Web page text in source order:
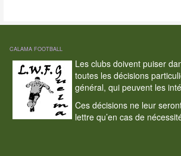
CALAMA FOOTBALL
Les clubs doivent puiser
toutes les décisions
général, qui peuvent les
Ces décisions ne leur
lettre qu’en cas de